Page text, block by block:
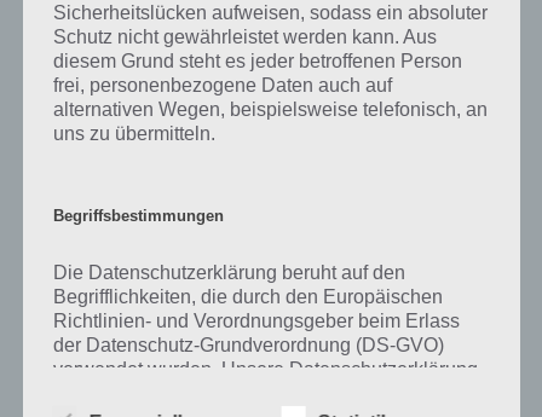
Auf WhatsApp teilen Teilen auf Facebook
Tweet auf Twitter
Sicherheitslücken aufweisen, sodass ein absoluter
Schutz nicht gewährleistet werden kann. Aus
diesem Grund steht es jeder betroffenen Person
frei, personenbezogene Daten auch auf
alternativen Wegen, beispielsweise telefonisch, an
uns zu übermitteln.
Begriffsbestimmungen
Die Datenschutzerklärung beruht auf den
Begrifflichkeiten, die durch den Europäischen
Richtlinien- und Verordnungsgeber beim Erlass
der Datenschutz-Grundverordnung (DS-GVO)
verwendet wurden. Unsere Datenschutzerklärung